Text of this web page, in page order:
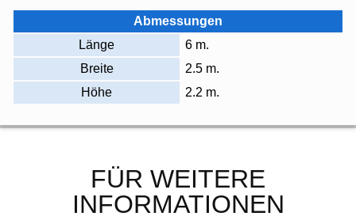
Abmessungen
Länge
6 m.
Breite
2.5 m.
Höhe
2.2 m.
FÜR WEITERE
INFORMATIONEN